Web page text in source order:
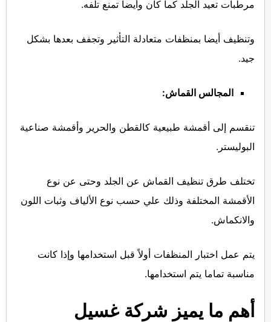
مرطبات تعيد الجلد كما كان وأيضا تمنع تلفه.
وتنظيف أيضا بمنظفات متعادلة التأثير وتجفف بعدها بشكل
جيد.
المجالس القماش:
تنقسم إلى أقمشة طبيعية كالقطن والحرير وأقمشة صناعية
البوليستر.
تختلف طرق تنظيف القماش عن الجلد وحتى عن نوع
الأقمشة المختلفة وذلك علي حسب نوع الألياف وثبات اللون
والانكماش.
يتم عمل اختبار المنظفات أولاً قبل استخدامها وإذا كانت
مناسبة تماما يتم استخدامها.
أهم ما يميز شركة غسيل